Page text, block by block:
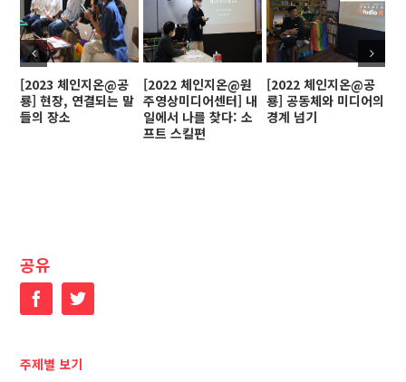
[2023 체인지온@공
룡] 현장, 연결되는 말
들의 장소
[2022 체인지온@원
주영상미디어센터] 내
일에서 나를 찾다: 소
프트 스킬편
[2022 체인지온@공
룡] 공동체와 미디어의
경계 넘기
공유
FacebookTwitter
주제별 보기